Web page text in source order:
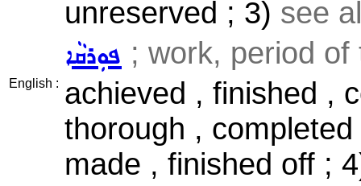
English :
unreserved ; 3) see
ܦܘܼܪܩܵܐ ; work, period of
achieved , finished ,
thorough ,
made , finished off ;